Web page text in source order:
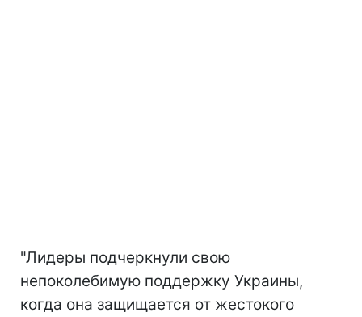
"Лидеры подчеркнули свою
непоколебимую поддержку Украины,
когда она защищается от жестокого